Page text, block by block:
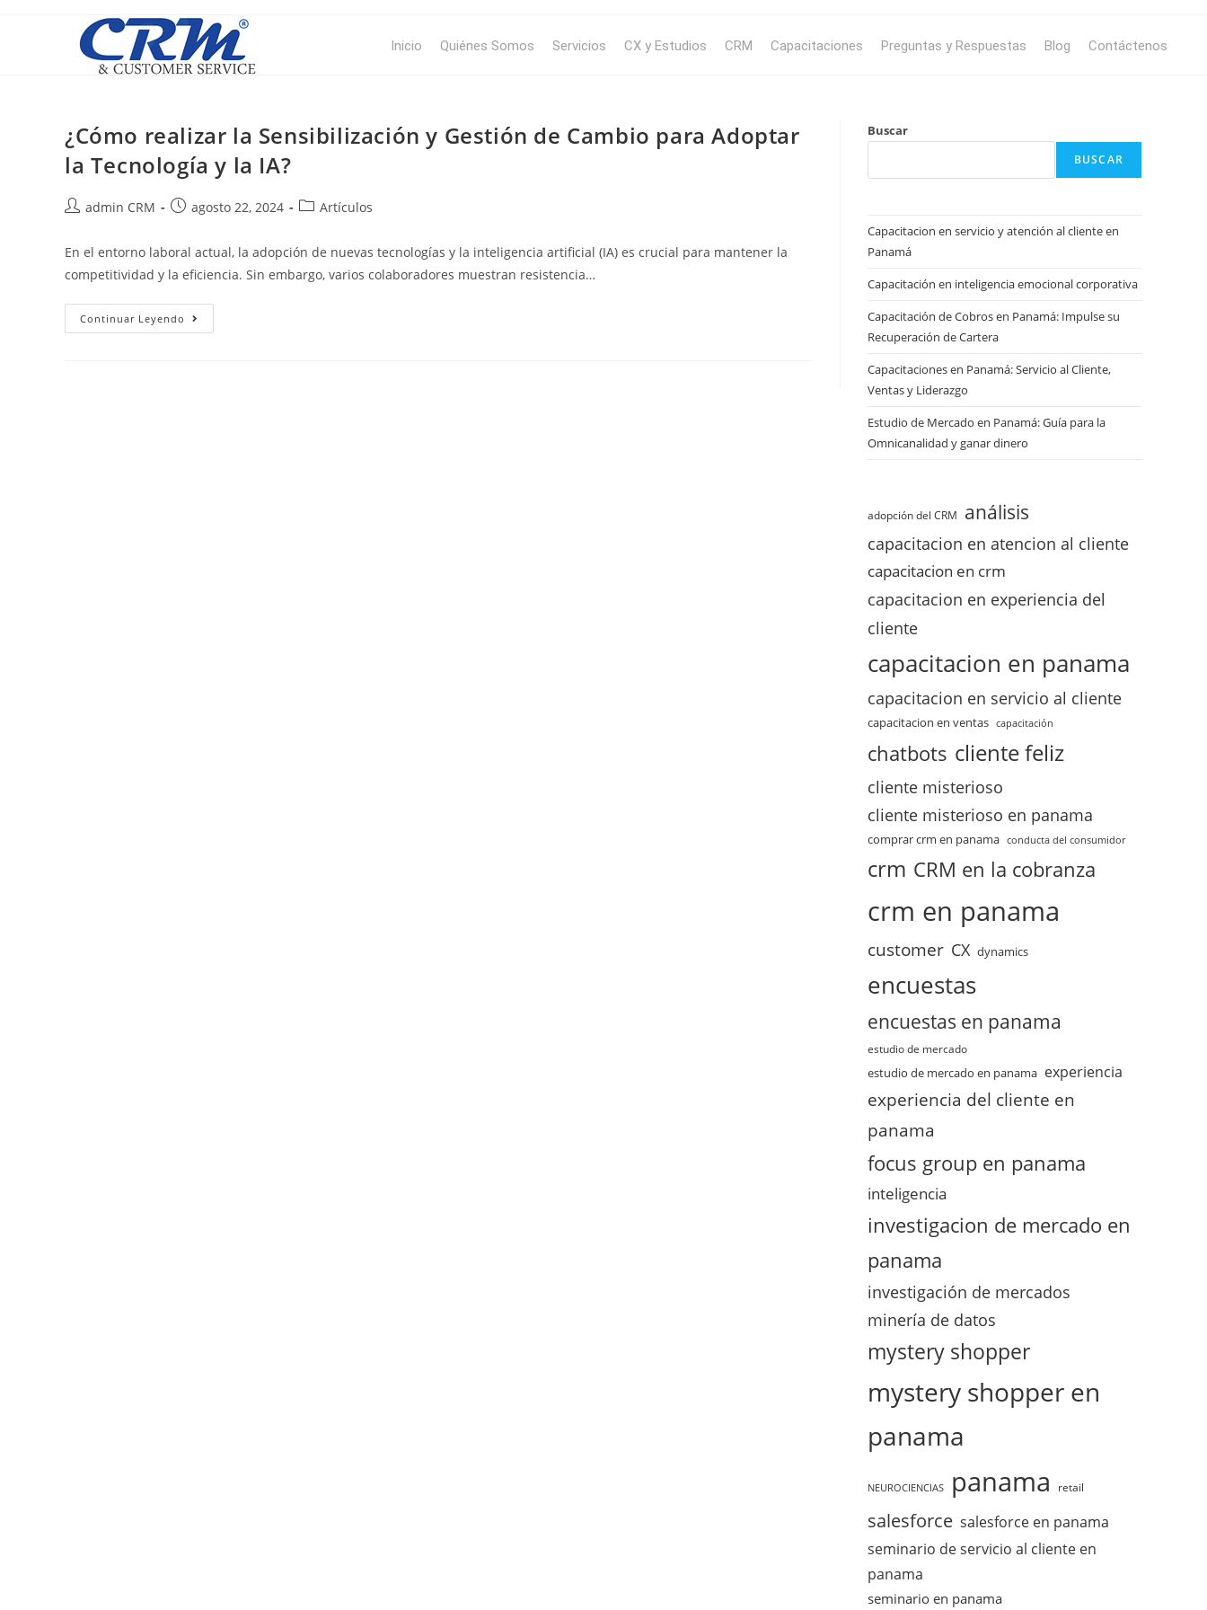
Inicio Quiénes Somos Servicios CX y Estudios CRM Capacitaciones Preguntas y Respuestas Blog Contáctenos
¿Cómo realizar la Sensibilización y Gestión de Cambio para Adoptar
la Tecnología y la IA?
admin CRM agosto 22, 2024 Artículos
En el entorno laboral actual, la adopción de nuevas tecnologías y la inteligencia artificial (IA) es crucial para mantener la
competitividad y la eficiencia. Sin embargo, varios colaboradores muestran resistencia…
Continuar Leyendo
Buscar
BUSCAR
Capacitacion en servicio y atención al cliente en
Panamá
Capacitación en inteligencia emocional corporativa
Capacitación de Cobros en Panamá: Impulse su
Recuperación de Cartera
Capacitaciones en Panamá: Servicio al Cliente,
Ventas y Liderazgo
Estudio de Mercado en Panamá: Guía para la
Omnicanalidad y ganar dinero
adopción del CRM análisis
capacitacion en atencion al cliente
capacitacion en crm
capacitacion en experiencia del
cliente
capacitacion en panama
capacitacion en servicio al cliente
capacitacion en ventas capacitación
chatbots cliente feliz
cliente misterioso
cliente misterioso en panama
comprar crm en panama conducta del consumidor
crm CRM en la cobranza
crm en panama
customer CX dynamics
encuestas
encuestas en panama
estudio de mercado
estudio de mercado en panama experiencia
experiencia del cliente en
panama
focus group en panama
inteligencia
investigacion de mercado en
panama
investigación de mercados
minería de datos
mystery shopper
mystery shopper en
panama
NEUROCIENCIAS panama retail
salesforce salesforce en panama
seminario de servicio al cliente en
panama
seminario en panama